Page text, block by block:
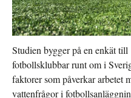
Studien bygger på en enkät
fotbollsklubbar runt om i
faktorer som påverkar arbetet
vattenfrågor i